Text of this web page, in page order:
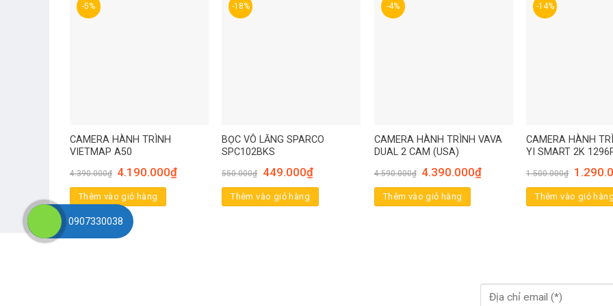
-5%
CAMERA HÀNH TRÌNH
VIETMAP A50
4.390.000₫ 4.190.000₫
Thêm vào giỏ hàng
-18%
BỌC VÔ LĂNG SPARCO
SPC102BKS
550.000₫ 449.000₫
Thêm vào giỏ hàng
-4%
CAMERA HÀNH TRÌNH VAVA
DUAL 2 CAM (USA)
4.590.000₫ 4.390.000₫
Thêm vào giỏ hàng
-14%
CAMERA HÀNH
YI SMART 2K
1.500.000₫
Thêm vào giỏ hàng
0907330038